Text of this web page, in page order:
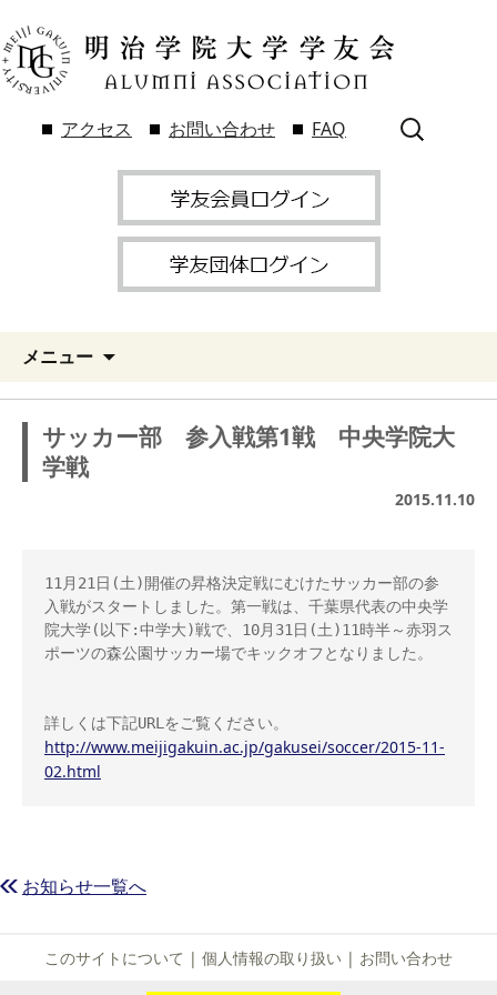
アクセス お問い合わせ FAQ
検
索:
メニュー
サッカー部 参入戦第1戦 中央学院大
学戦
2015.11.10
11月21日(土)開催の昇格決定戦にむけたサッカー部の参
入戦がスタートしました。第一戦は、千葉県代表の中央学
院大学(以下:中学大)戦で、10月31日(土)11時半～赤羽ス
ポーツの森公園サッカー場でキックオフとなりました。
http://www.meijigakuin.ac.jp/gakusei/soccer/2015-11-
02.html
お知らせ一覧へ
このサイトについて | 個人情報の取り扱い | お問い合わせ